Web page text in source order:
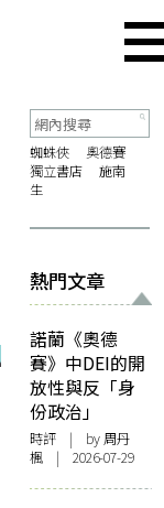
蜘蛛俠
奧德賽
獨立書店
施南
生
熱門文章
諾蘭《奧德
賽》中DEI的開
放性與反「身
份政治」
時評 | by周丹
楓 | 2026-07-29